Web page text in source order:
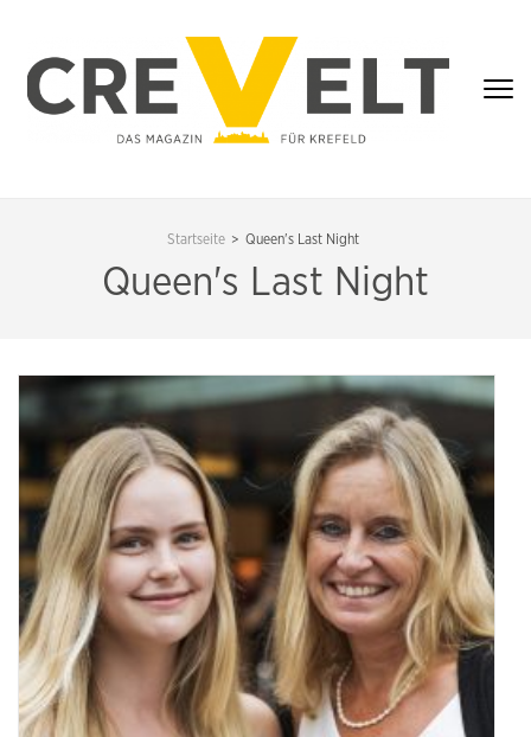
springen
(Enter
KREFELD
Startseite > Queen's Last Night
Queen's Last Night